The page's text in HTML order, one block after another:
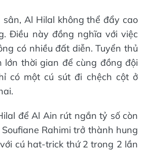
Al Hilal không thể đẩy cao
Điều này đồng nghĩa với việc
có nhiều đất diễn. Tuyển thủ
lớn thời gian để cùng đồng đội
có một cú sút đi chệch cột ở
để Al Ain rút ngắn tỷ số còn
Rahimi trở thành hung
cú hat-trick thứ 2 trong 2 lần